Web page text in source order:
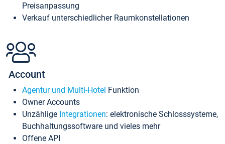
Preisanpassung
Verkauf unterschiedlicher Raumkonstellationen
Account
Agentur und Multi-Hotel Funktion
Owner Accounts
Unzählige Integrationen: elektronische Schlosssysteme,
Buchhaltungssoftware und vieles mehr
Offene API